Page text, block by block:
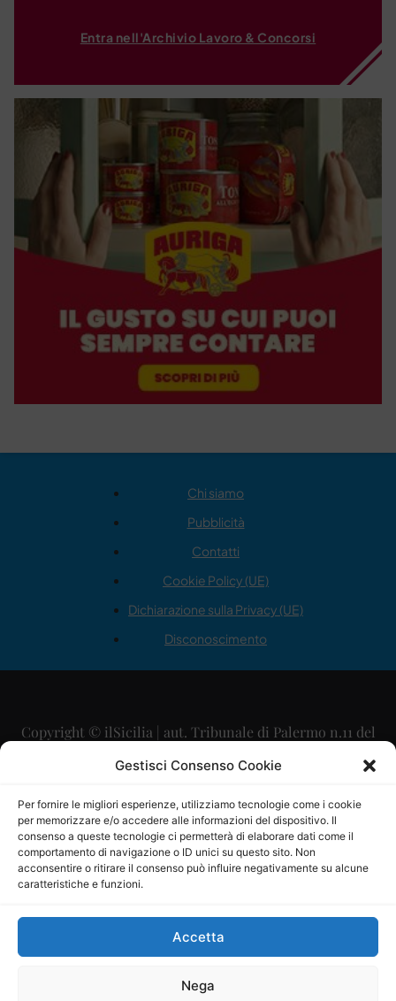
Gestisci Consenso Cookie
Per fornire le migliori esperienze, utilizziamo tecnologie come i cookie
per memorizzare e/o accedere alle informazioni del dispositivo. Il
consenso a queste tecnologie ci permetterà di elaborare dati come il
comportamento di navigazione o ID unici su questo sito. Non
acconsentire o ritirare il consenso può influire negativamente su alcune
caratteristiche e funzioni.
Accetta
Nega
Entra nell'Archivio Lavoro & Concorsi
Chi siamo
Pubblicità
Contatti
Cookie Policy (UE)
Dichiarazione sulla Privacy (UE)
Disconoscimento
Copyright © ilSicilia | aut. Tribunale di Palermo n.11 del
29/09/2015
Direttore Editoriale: Maurizio Scaglione
Direttore Responsabile: Maria Calabrese
P.IVA: 06334930820
Mercurio Comunicazione Società Cooperativa a r.l. è
iscritta al Registro degli Operatori di Comunicazione al